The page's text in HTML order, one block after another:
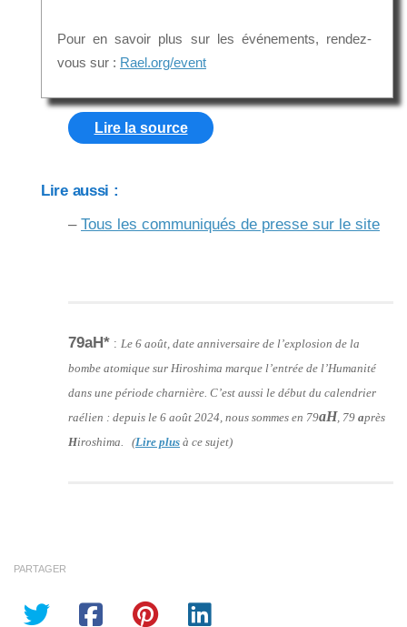
Pour en savoir plus sur les événements, rendez-
vous sur : Rael.org/event
Lire la source
Lire aussi :
– Tous les communiqués de presse sur le site
79aH* : Le 6 août, date anniversaire de l’explosion de la
bombe atomique sur Hiroshima marque l’entrée de l’Humanité
dans une période charnière. C’est aussi le début du calendrier
raélien : depuis le 6 août 2024, nous sommes en 79aH, 79 après
Hiroshima. (Lire plus à ce sujet)
PARTAGER